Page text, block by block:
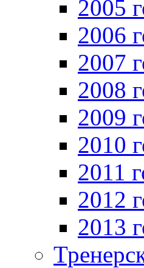
2005
2006
2007
2008
2009
2010
2011
2012
2013